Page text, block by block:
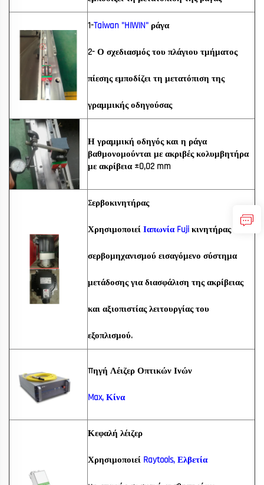
1-Taiwan "HIWIN" ράγα
2- Ο σχεδιασμός του πλάγιου τμήματος
πίεσης εμποδίζει τη μετατόπιση της
γραμμικής οδηγούσας
Η γραμμική οδηγός και η ράγα
βαθμονομούνται με ακριβές κολυμβητήρα
με ακρίβεια ±0,02 mm
Σερβοκινητήρας
Χρησιμοποιεί Ιαπωνία Fuji κινητήρας
σερβομηχανισμού εισαγόμενο σύστημα
μετάδοσης για διασφάλιση τηςακρίβειας
και αξιοπιστίας λειτουργίας του
εξοπλισμού.
Πηγή Λέιζερ Οπτικών Ινών
Max, Κίνα
Κεφαλή λέιζερ
Χρησιμοποιεί Raytools, Ελβετία